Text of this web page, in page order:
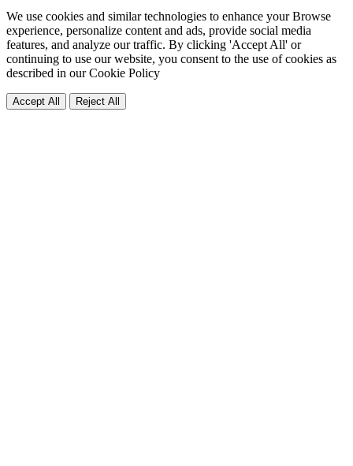
We use cookies and similar technologies to enhance your Browse
experience, personalize content and ads, provide social media
features, and analyze our traffic. By clicking 'Accept All' or
continuing to use our website, you consent to the use of cookies as
described in ourCookie Policy
Accept All Reject All